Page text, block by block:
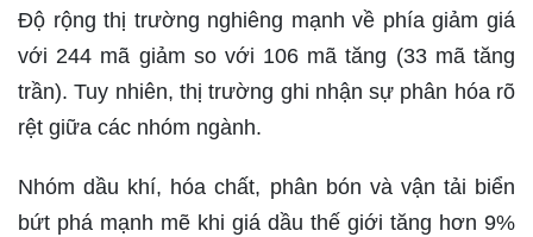
Độ rộng thị trường nghiêng mạnh về phía giảm giá
với 244 mã giảm so với 106 mã tăng (33 mã tăng
trần). Tuy nhiên, thị trường ghi nhận sự phân hóa rõ
rệt giữa các nhóm ngành.
Nhóm dầu khí, hóa chất, phân bón và vận tải biển
bứt phá mạnh mẽ khi giá dầu thế giới tăng hơn 9%